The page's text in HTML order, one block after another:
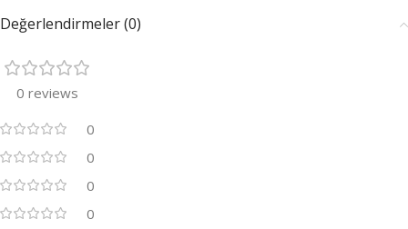
Değerlendirmeler (0)
0 reviews
0
0
0
0